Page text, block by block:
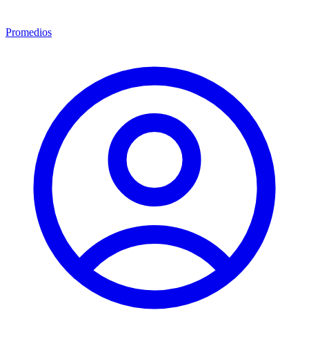
Promedios